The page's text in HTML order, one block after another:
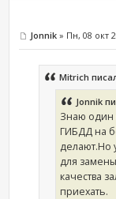
Jonnik » Пн, 08 окт
Mitrich
Jonnik
Знаю один
ГИБДД на
делают.Но
для
качества
приехать.